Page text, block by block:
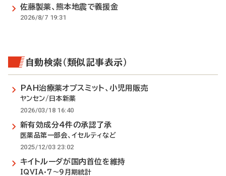
佐藤製薬、熊本地震で義援金
2026/8/7 19:31
自動検索（類似記事表示）
PAH治療薬オプスミット、小児用販売
ヤンセン/日本新薬
2026/03/18 16:40
新有効成分4件の承認了承
医薬品第一部会、イセルティなど
2025/12/03 23:02
キイトルーダが国内首位を維持
IQVIA・7～9月期統計